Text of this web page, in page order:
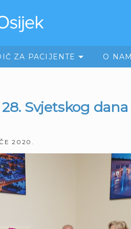
ZA PACIJENTE O
Svjetskog
2020.